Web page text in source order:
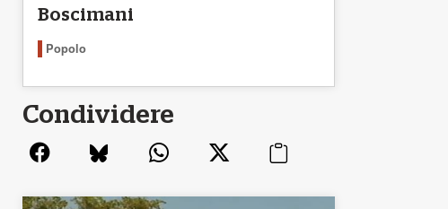
Boscimani
Popolo
Condividere